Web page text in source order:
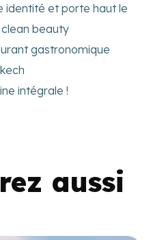
identité et porte haut le
beauty
gastronomique
intégrale !
aussi